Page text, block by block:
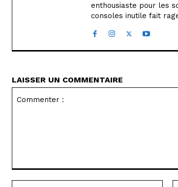
enthousiaste pour les
consoles inutile fait
LAISSER UN COMMENTAIRE